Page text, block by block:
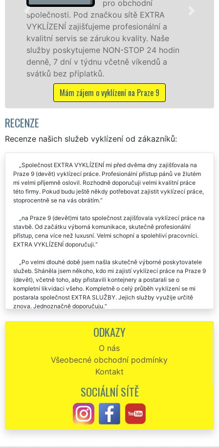
24 hodin
profesionální
na Praze 9 (devět) a okolí.
službu jak fyzickým, tak
osobám se zárukou kvalitně
práce, a to NON-STOP bez
RECENZE
Recenze našich služeb vyklízení od zákazníků:
Společnost EXTRA VYKLÍZENÍ mi před dvěma dny zajišťovala na
Praze 9 (devět) vyklízecí práce. Profesionální přístup pánů ve žlutém
mi velmi příjemně oslovil. Rozhodně doporučuji velmi kvalitní práce
této firmy. Pokud budu ještě někdy potřebovat zajistit vyklízecí práce,
stoprocentně se na vás obrátím.
na Praze 9 (devět)mi tato společnost zajišťovala vyklízecí práce na
stavbě. Od začátku výborná komunikace, skutečně profesionální
přístup, cena více než luxusní. Velmi schopní a spolehliví pracovníci.
EXTRA VYKLÍZENÍ doporučuji.
Po velmi dlouhé době jsem našla skutečně výborné poskytovatele
služeb. Sháněla jsem někoho, kdo mi zajistí vyklízecí práce na Praze 9
(devět), včetně toho, aby přistavili kontejnery a postarali se o
kompletní likvidaci všeho. Kompletně o celý průběh vyklízení se mi
postarala společnost EXTRA SLUŽBY. Jejich služby využije určitě
znova. Jednoznačně doporučuju.
Naprostá spokojenost s touto firmou. Včera mi zajišťovali vyklízecí
práce na Praze 9 (devět). Vše klapalo jak jsme se domluvili.
Vybrala jsem si tuto společnost, aby se mi postarala o kompletní
vyklízecí práce na Praze 9 (devět). S jejich přístupem i s jejich prací
jsem byla maximálně spokojená. Naprosto špičkově vše vyklidili a
předali mi čistý byt. Určitě doporučuji.
Potřebovala jsem zajistit vyklízecí práce na Praze 9 (devět) a tak
jsem si vybrala společnost EXTRA VYKLÍZENÍ. Super komunikace,
spolehlivost, výborná cena. Děkuji a doporučuji.
ODKAZY
O nás
Všeobecné obchodní podmínky
Kontakt
SOCIÁLNÍ SÍTĚ